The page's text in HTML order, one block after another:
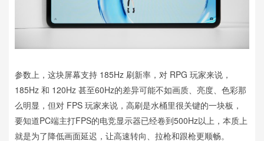
参数上，这块屏幕支持 185Hz 刷新率，对 RPG 玩家来说，
185Hz 和 120Hz 甚至60Hz的差异可能不如画质、亮度、色彩那
么明显，但对 FPS 玩家来说，高刷是水桶里很关键的一块板，
要知道PC端主打FPS的电竞显示器已经卷到500Hz以上，本质上
就是为了降低画面延迟，让高速转向、拉枪和跟枪更顺畅。